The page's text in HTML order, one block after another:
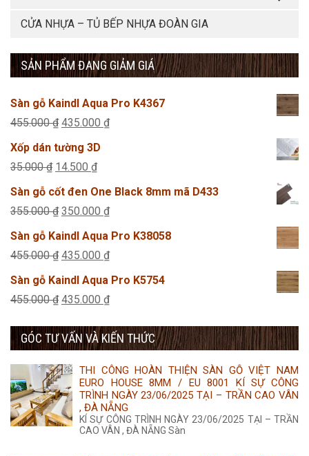
CỬA NHỰA – TỦ BẾP NHỰA ĐOÀN GIA
SẢN PHẨM ĐANG GIẢM GIÁ
Sàn gỗ Kaindl Aqua Pro K4367
455.000₫ Giá
gốc
là:
435.000 ₫Giá
435.000 ₫.
Xốp dán tường 3D
35.000₫ Giá
gốc
là:
14.500 ₫Giá
hiện
tại
14.500 ₫.
Sàn gỗ cốt đen One Black 8mm mã D433
355.000₫ Giá
gốc
là:
350.000 ₫Giá
hiện
tại
350.000 ₫.
Sàn gỗ Kaindl Aqua Pro K38058
455.000₫ Giá
gốc
là:
435.000 ₫Giá
hiện
tại
435.000 ₫.
Sàn gỗ Kaindl Aqua Pro K5754
455.000₫ Giá
là:
435.000 ₫Giá
tại
435.000 ₫.
GÓC TƯ VẤN VÀ KIẾN THỨC
THI CÔNG HOÀN THIỆN SÀN GỖ VIỆT NAM
EURO HOUSE 8MM / EU 8001 KÍ SỰ CÔNG
TRÌNH NGÀY 23/06/2025 TẠI – TRẦN CAO VÂN
, ĐÀ NẴNG
KÍ SỰ CÔNG TRÌNH NGÀY 23/06/2025 TẠI – TRẦN
CAO VÂN , ĐÀ NẴNG Sàn